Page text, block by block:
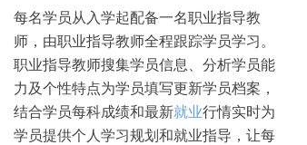
每名学员从入学起配备一名职业指导教
师，由职业指导教师全程跟踪学员学习。
职业指导教师搜集学员信息、分析学员能
力及个性特点为学员填写更新学员档案，
结合学员每科成绩和最新就业行情实时为
学员提供个人学习规划和就业指导，让每